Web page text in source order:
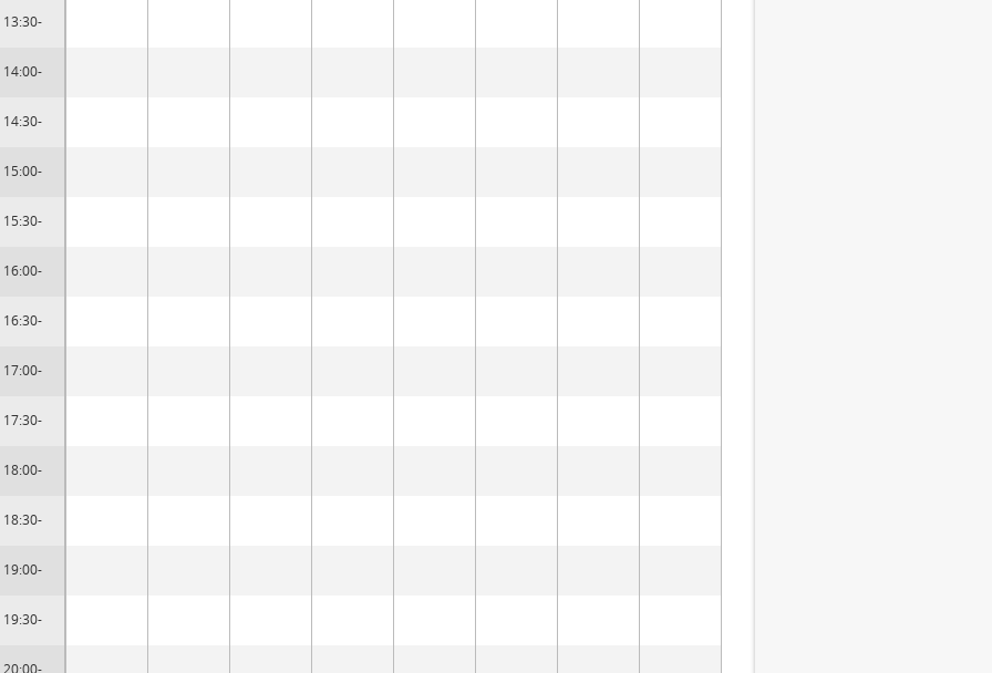
13:30-
14:00-
14:30-
15:00-
15:30-
16:00-
16:30-
17:00-
17:30-
18:00-
18:30-
19:00-
19:30-
20:00-